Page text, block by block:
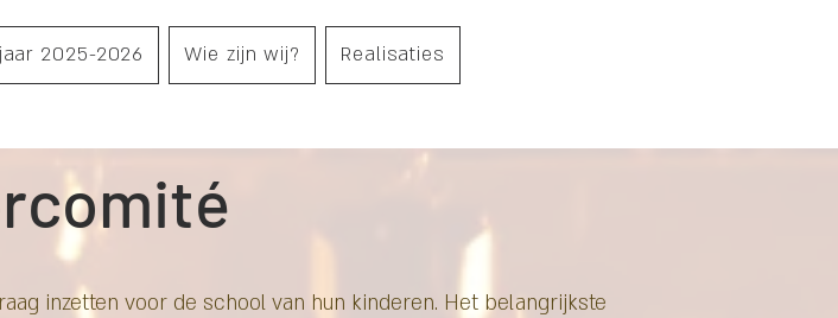
2025-2026 Wie zijn wij? Realisaties
inzetten voor de school van hun kinderen. Het belangrijkste